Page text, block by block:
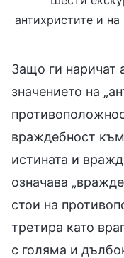
антихристите и
Защо ги наричат
значението на
враждебност
истината и
означава
стои на
третира като
с голяма и